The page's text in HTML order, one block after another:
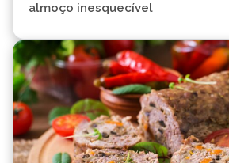
almoço inesquecível